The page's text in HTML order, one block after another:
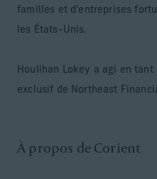
familles et d'entreprises
les États-Unis.
Houlihan Lokey a agi en
exclusif de Northeast
À propos de Corient